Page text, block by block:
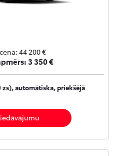
44 200 €
3 350 €
zs), automātiska, priekšējā